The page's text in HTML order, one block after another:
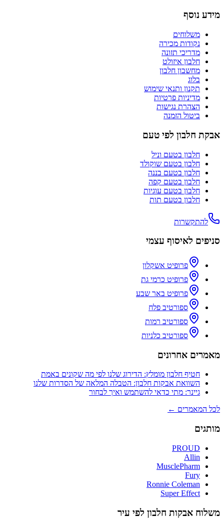
מידע נוסף
משלוחים
נקודות מכירה
מדריכי תזונה
חלבון איזולט
מחשבון חלבון
בלוג
תקנון ותנאי שימוש
מדיניות פרטיות
הצהרת נגישות
ביטול הזמנה
אבקת חלבון לפי טעם
חלבון בטעם וניל
חלבון בטעם שוקולד
חלבון בטעם בננה
חלבון בטעם קפה
חלבון בטעם עוגיות
חלבון בטעם תות
להתקשרות
סניפים לאיסוף עצמי
פרופיט אשקלון
פרופיט כרמי גת
פרופיט באר שבע
ספורטיב פלח
ספורטיב רמות
ספורטיב כלניות
מאמרים אחרונים
חטיף חלבון מומלץ: הדירוג שלנו לפי מה שקונים באמת
השוואת אבקות חלבון: הטבלה המלאה של הסדרות שלנו
גיינר: מתי כדאי להשתמש ואיך לבחור
לכל המאמרים ←
מותגים
PROUD
Allin
MusclePharm
Fury
Ronnie Coleman
Super Effect
משלוח אבקות חלבון לפי עיר